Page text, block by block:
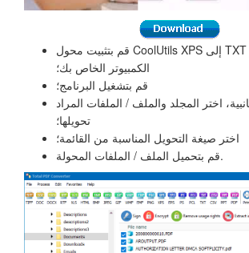
قم بتثبيت محول CoolUtils XPS إلى TXT على جهاز
الكمبيوتر الخاص بك؛
قم بتشغيل البرنامج؛
اختر المجلد والملف / الملفات المراد
تحويلها؛
اختر صيغة التحويل المناسبة من القائمة؛
قم بتحميل الملف / الملفات المحولة.